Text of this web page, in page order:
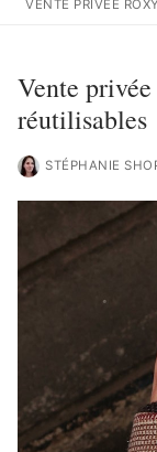
VENTE PRIVÉE
Vente
réutilisables
STÉPHANIE